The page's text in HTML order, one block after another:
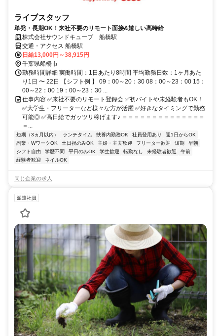
ライブスタッフ
単発・長期OK！来社不要のリモート面接&嬉しい高時給
株式会社サウンドキューブ 船橋駅
交通・アクセス 船橋駅
日給13,000円～38,915円
千葉県船橋市
勤務時間詳細 実働時間：1日あたり8時間 平均勤務日数：1ヶ月あた
り1日 〜 22日 【シフト例 】 09：00～20：30 08：00～23：00 15：
00～22：00 19：00～23：30 ...
仕事内容 ✅来社不要のリモート登録会 ✅初バイトや未経験者もOK！
✅大学生・フリーターなど様々な方が活躍 ✅好きなタイミングで勤務
可能◎ ✅高日給でガッツリ稼げます♪ ＝＝＝＝＝＝＝＝＝＝＝＝＝＝
＝...
短期（3ヵ月以内） ランチタイム 扶養内勤務OK 社員登用あり
週1日からOK
副業・WワークOK
土日祝のみOK 主婦・主夫歓迎 フリーター歓迎 短期
早朝
シフト自由
学歴不問 平日のみOK 学生歓迎 転勤なし 未経験者歓迎
午前
経験者歓迎
ネイルOK
同じ企業の求人
派遣社員